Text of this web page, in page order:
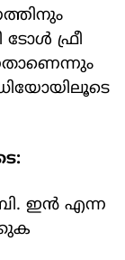
ഫ്രീ
ഇന്‍ എന്ന